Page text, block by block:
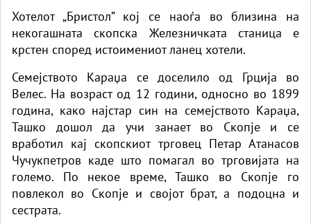
Хотелот „Бристол” кој се наоѓа во близина на
некогашната скопска Железничката станица е
крстен според истоимениот ланец хотели.
Семејството Караџа се доселило од Грција во
Велес. На возраст од 12 години, односно во 1899
година, како најстар син на семејството Караџа,
Ташко дошол да учи занает во Скопје и се
вработил кај скопскиот трговец Петар Атанасов
Чучукпетров каде што помагал во трговијата на
големо. По некое време, Ташко во Скопје го
повлекол во Скопје и својот брат, а подоцна и
сестрата.